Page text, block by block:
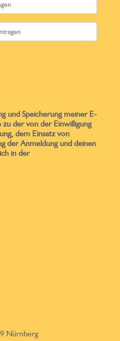
und Speicherung meiner E-
der von der Einwilligung
dem Einsatz von
der Anmeldung und deinen
in der
Nürnberg